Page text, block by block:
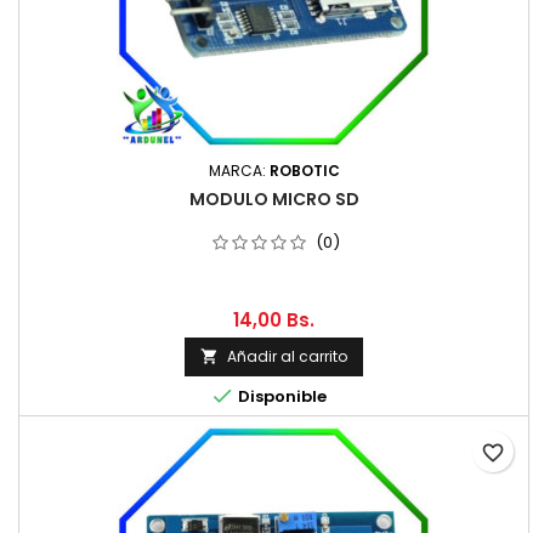
MARCA: ROBOTIC
MODULO MICRO SD
(0)
14,00 Bs.
 Añadir al carrito
 Disponible
favorite_border